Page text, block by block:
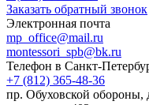
Заказать обратный звонок
Электронная почта
mp_office@mail.ru
montessori_spb@bk.ru
Телефон в Санкт-
+7 (812) 365-48-36
пр. Обуховской обороны,